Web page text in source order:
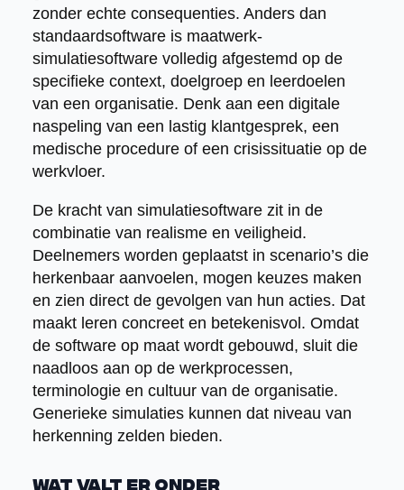
zonder echte consequenties. Anders dan
standaardsoftware is maatwerk-
simulatiesoftware volledig afgestemd op de
specifieke context, doelgroep en leerdoelen
van een organisatie. Denk aan een digitale
naspeling van een lastig klantgesprek, een
medische procedure of een crisissituatie op de
werkvloer.
De kracht van simulatiesoftware zit in de
combinatie van realisme en veiligheid.
Deelnemers worden geplaatst in scenario’s die
herkenbaar aanvoelen, mogen keuzes maken
en zien direct de gevolgen van hun acties. Dat
maakt leren concreet en betekenisvol. Omdat
de software op maat wordt gebouwd, sluit die
naadloos aan op de werkprocessen,
terminologie en cultuur van de organisatie.
Generieke simulaties kunnen dat niveau van
herkenning zelden bieden.